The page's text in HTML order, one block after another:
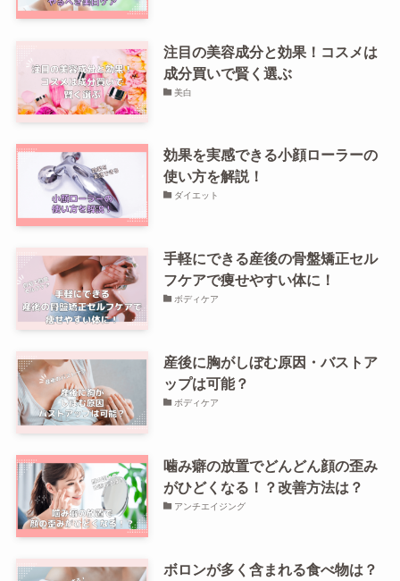
注目の美容成分と効果！コスメは
成分買いで賢く選ぶ
美白
効果を実感できる小顔ローラーの
使い方を解説！
ダイエット
手軽にできる産後の骨盤矯正セル
フケアで痩せやすい体に！
ボディケア
産後に胸がしぼむ原因・バストア
ップは可能？
ボディケア
噛み癖の放置でどんどん顔の歪み
がひどくなる！？改善方法は？
アンチエイジング
ボロンが多く含まれる食べ物は？